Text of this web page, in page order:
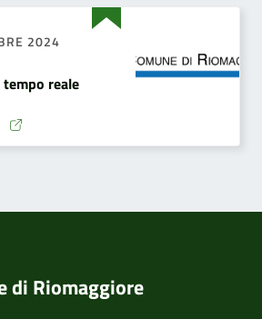
2024
reale
di Riomaggiore